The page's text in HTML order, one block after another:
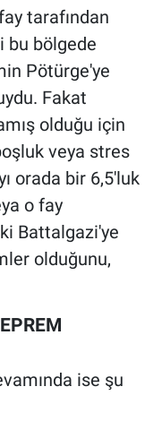
tarafından
bu bölgede
Pötürge'ye
Fakat
olduğu için
veya stres
orada bir 6,5'luk
o fay
Battalgazi'ye
olduğunu,
ise şu